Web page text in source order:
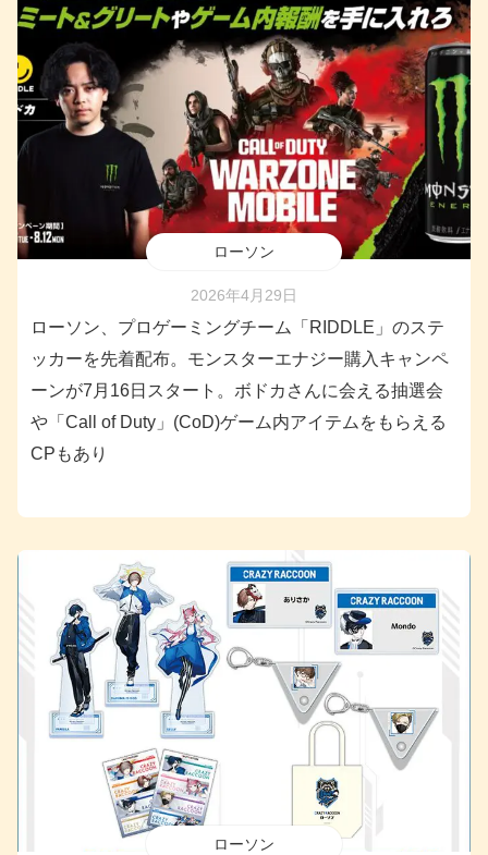
ローソン
2026年4月29日
ローソン、プロゲーミングチーム「RIDDLE」のステ
ッカーを先着配布。モンスターエナジー購入キャンペ
ーンが7月16日スタート。ボドカさんに会える抽選会
や「Call of Duty」(CoD)ゲーム内アイテムをもらえる
CPもあり
ローソン